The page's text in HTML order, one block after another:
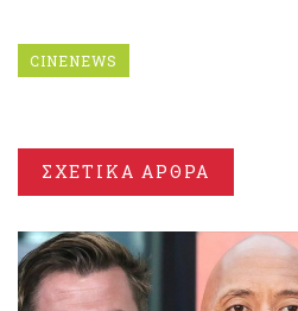
CINENEWS
ΣΧΕΤΙΚΑ ΑΡΘΡΑ